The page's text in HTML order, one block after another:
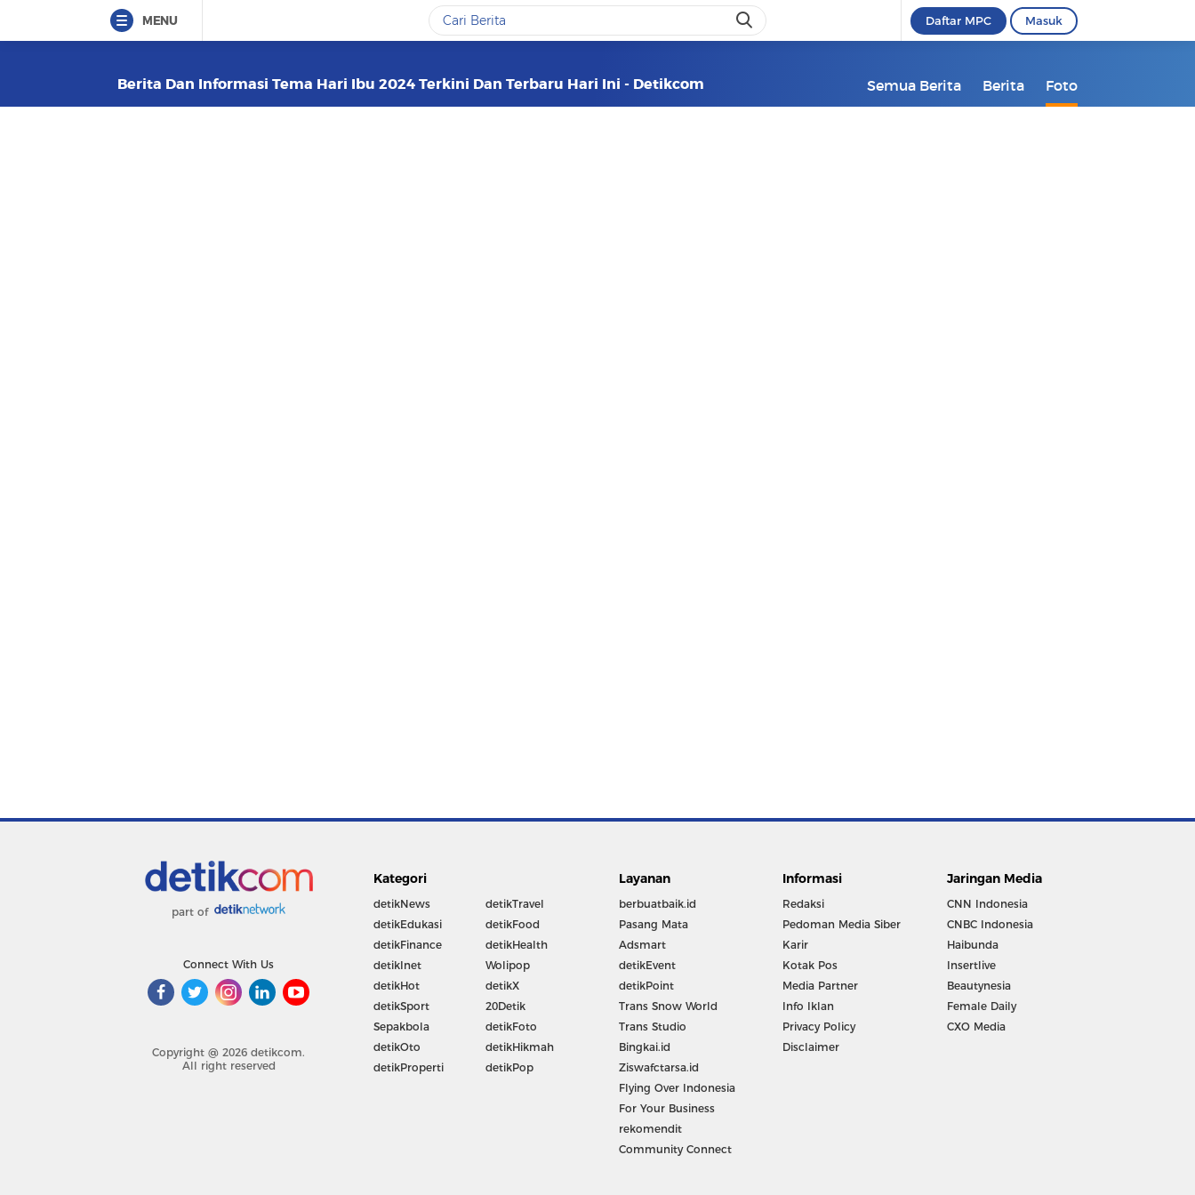
MENU Daftar MPC Masuk
Berita Dan Informasi Tema Hari Ibu 2024 Terkini Dan Terbaru Hari Ini - Detikcom Semua Berita Berita Foto
part of
Connect With Us
Copyright @ 2026 detikcom.
All right reserved
Kategori
detikNews
detikEdukasi
detikFinance
detikInet
detikHot
detikSport
Sepakbola
detikOto
detikProperti
detikTravel
detikFood
detikHealth
Wolipop
detikX
20Detik
detikFoto
detikHikmah
detikPop
Layanan
berbuatbaik.id
Pasang Mata
Adsmart
detikEvent
detikPoint
Trans Snow World
Trans Studio
Bingkai.id
Ziswafctarsa.id
Flying Over Indonesia
For Your Business
rekomendit
Community Connect
Informasi
Redaksi
Pedoman Media Siber
Karir
Kotak Pos
Media Partner
Info Iklan
Privacy Policy
Disclaimer
Jaringan Media
CNN Indonesia
CNBC Indonesia
Haibunda
Insertlive
Beautynesia
Female Daily
CXO Media